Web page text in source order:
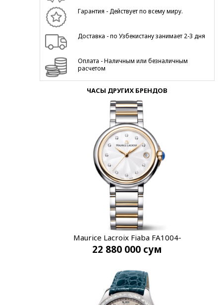
Гарантия - Действует по всему миру.
Доставка - по Узбекистану занимает 2-3 дня
Оплата - Наличным или безналичным
расчетом
ЧАСЫ ДРУГИХ БРЕНДОВ
Maurice Lacroix Fiaba FA1004-
PVP13-150-1
22 880 000 сум